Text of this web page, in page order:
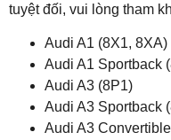
tuyệt đối, vui lòng tham
Audi A1 (8X1, 8XA)
Audi A1 Sportback
Audi A3 (8P1)
Audi A3 Sportback
Audi A3